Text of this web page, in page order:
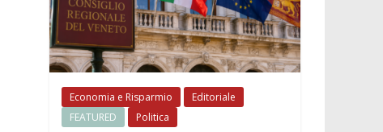
Economia e Risparmio
Editoriale
FEATURED
Politica